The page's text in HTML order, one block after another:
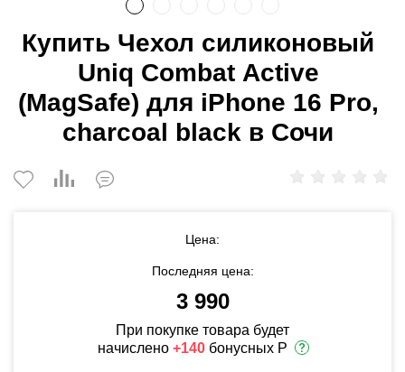
Купить Чехол силиконовый
Uniq Combat Active
(MagSafe) для iPhone 16 Pro,
charcoal black в Сочи
Цена:
Последняя цена:
3 990
При покупке товара будет
начислено +140 бонусных Р